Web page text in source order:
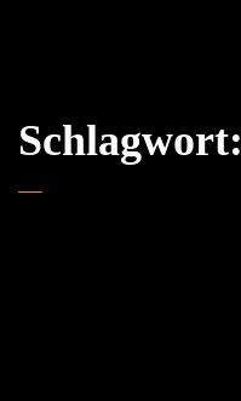
Schlagwort: